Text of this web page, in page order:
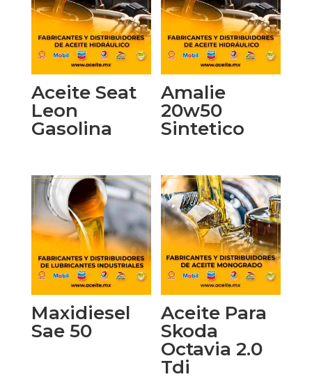
Aceite Seat
Leon
Gasolina
Amalie
20w50
Sintetico
Maxidiesel
Sae 50
Aceite Para
Skoda
Octavia 2.0
Tdi